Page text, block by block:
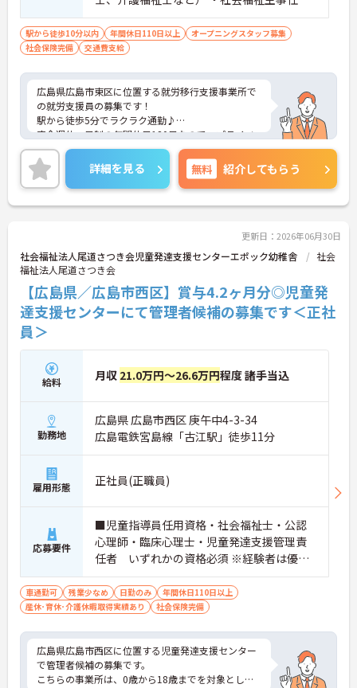
資格又はヘルパー2級をお持ちで、5年以上
の実務経験がある方 ■スキル ・PCの業務に
抵抗がない方 ・オフィス（エクセル・ワー
算の挿入ができる方 ・タイピングがスムー
ズな方 ■その他 ・外部企業とのやりとりが
発生するため、企業間のやりとりに抵抗が
ない方
駅から徒歩10分以内 年間休日110日以上
オープニングスタッフ募集
社会保険完備
交通費支給
広島県広島市東区に位置する就労移行支援事業所で
の就労支援員の募集です！
駅から徒歩5分でラクラク通勤♪
完全週休二日制の年間休日120日なので、プライベ
ートの時間もしっかり確保出来ます☆
カウンセリングサポート制度もあるため、安心して
勤務できる環境が整っています◎
ご興味のある方には、面接対策ポイントなど、さら
に詳細をお話しいたしますので、お気軽にご相談く
詳細を見る 無料 紹介してもらう
更新日：2026年06月30日
社会福祉法人尾道さつき会児童発達支援センターエポック幼稚舎
社会
福祉法人尾道さつき会
【広島県／広島市西区】賞与4.2ヶ月分◎児童発
達支援センターにて管理者候補の募集です＜正社
員＞
給料 月収 21.0万円～26.6万円程度 諸手当込
勤務地
広島県 広島市西区 庚午中4-3-34
広島電鉄宮島線「古江駅」徒歩11分
雇用形態 正社員(正職員)
応募要件
■児童指導員任用資格・社会福祉士・公認
心理師・臨床心理士・児童発達支援管理責
任者 いずれかの資格必須 ※経験者は優遇
します。
車通勤可 残業少なめ 日勤のみ
年間休日110日以上
産休･育休･介護休暇取得実績あり
社会保険完備
広島県広島市西区に位置する児童発達支援センター
で管理者候補の募集です。
こちらの事業所は、0歳から18歳までを対象とした